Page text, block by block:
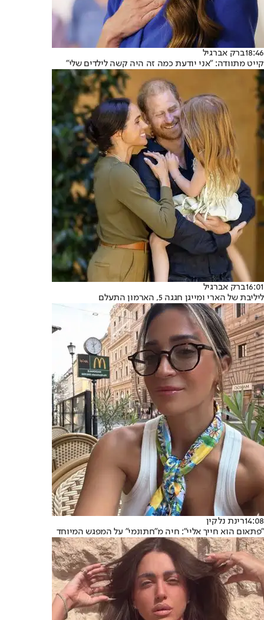
18:46ברק אברגיל
קייט מתוודה: "אני יודעת כמה זה היה קשה לילדים שלי"
16:01ברק אברגיל
ליליבת של הארי ומייגן חגגה 5, הארמון התעלם
14:08רינת נלקין
"פתאום הוא חייך אליי": חיה מ"חתונמי" על המפגש המיוחד